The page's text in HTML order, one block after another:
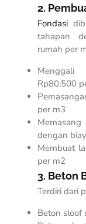
2.
Fondasi
tahapan
rumah per
Rp80.500
per m3
dengan
Membuat
per m2
3. Beton
Terdiri dari
Beton sloof